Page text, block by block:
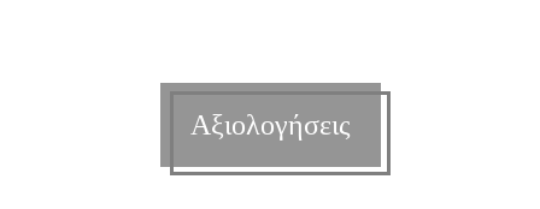
Αξιολογήσεις